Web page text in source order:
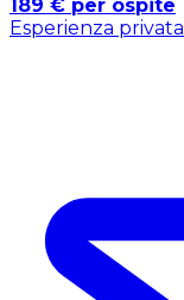
189 € per ospite
Esperienza privata